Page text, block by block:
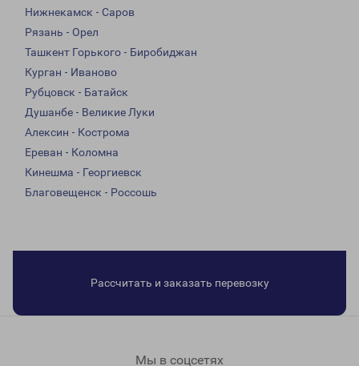
Нижнекамск - Саров
Рязань - Орел
Ташкент Горького - Биробиджан
Курган - Иваново
Рубцовск - Батайск
Душанбе - Великие Луки
Алексин - Кострома
Ереван - Коломна
Кинешма - Георгиевск
Благовещенск - Россошь
Рассчитать и заказать перевозку
Мы в соцсетях